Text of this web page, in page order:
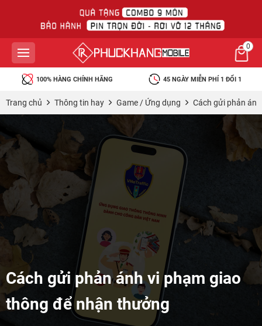
0
HÃNG 45 NGÀY MIỄN PHÍ 1 ĐỔI 1 BẢO HÀNH RƠI VỠ
Trang chủ Thông tin hay Game / Ứng dụng Cách gửi phản
Cách gửi phản ánh vi phạm giao
thông để nhận thưởng